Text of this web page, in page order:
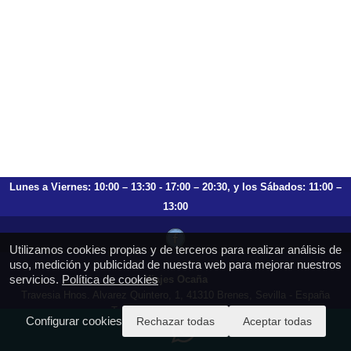
Utilizamos cookies propias y de terceros para realizar análisis de
uso, medición y publicidad de nuestra web para mejorar nuestros
servicios. Política de cookies
Configurar cookies Rechazar todas Aceptar todas
Lunes a Viernes: 10:00 – 13:30 - 17:00 – 20:30, y los Sábados: 11:00 –
13:00
Viajes Ocaña
T.: 659 753 504 954 797 472
https://viajesocana.es
reservas@viajesocana.es